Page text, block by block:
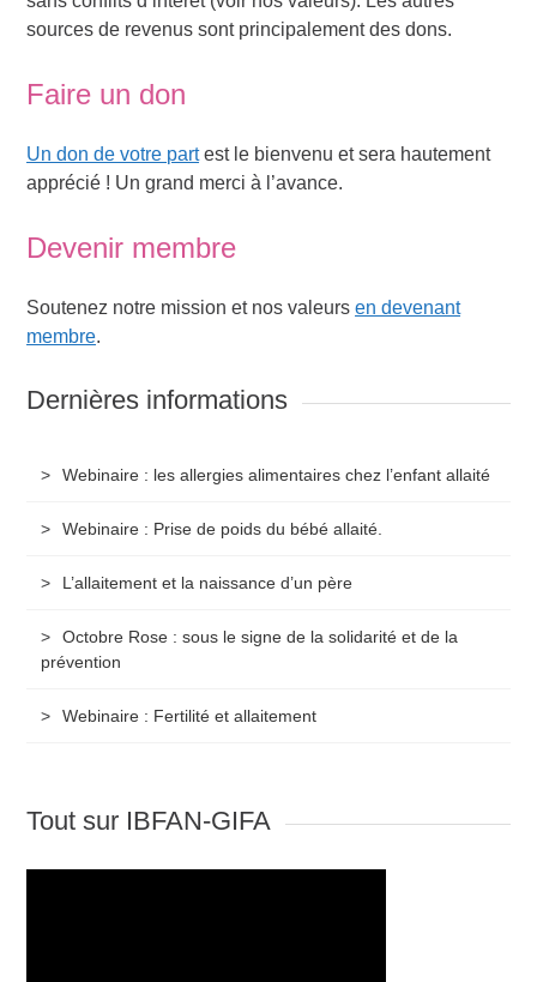
sources de revenus sont principalement des dons.
Faire un don
Un don de votre partest le bienvenu et sera hautement
apprécié ! Un grand merci à l’avance.
Devenir membre
Soutenez notre mission et nos valeursen devenant
membre.
Dernières informations
Webinaire : les allergies alimentaires chez l’enfant allaité
Webinaire : Prise de poids du bébé allaité.
L’allaitement et la naissance d’un père
Octobre Rose : sous le signe de la solidarité et de la
prévention
Webinaire : Fertilité et allaitement
Tout sur IBFAN-GIFA